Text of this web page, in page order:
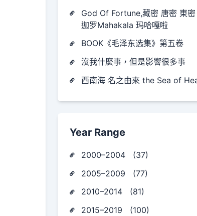
God Of Fortune,藏密 唐密 東
迦罗Mahakala 玛哈嘎啦
BOOK《毛泽东选集》第五卷
沒我什麼事，但是影響很多事
西南海 名之由來 the Sea of
Year Range
2000–2004 (37)
2005–2009 (77)
2010–2014 (81)
2015–2019 (100)